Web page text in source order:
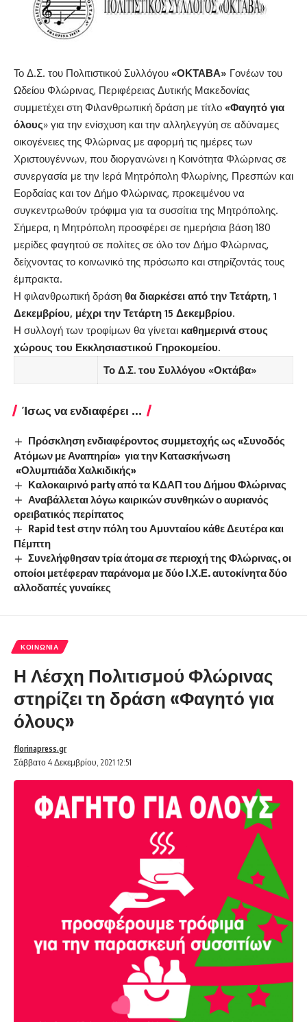
Το Δ.Σ. του Πολιτιστικού Συλλόγου «ΟΚΤΑΒΑ» Γονέων του
Ωδείου Φλώρινας, Περιφέρειας Δυτικής Μακεδονίας
συμμετέχει στη Φιλανθρωπική δράση με τίτλο «Φαγητό για
όλους» για την ενίσχυση και την αλληλεγγύη σε αδύναμες
οικογένειες της Φλώρινας με αφορμή τις ημέρες των
Χριστουγέννων, που διοργανώνει η Κοινότητα Φλώρινας σε
συνεργασία με την Ιερά Μητρόπολη Φλωρίνης, Πρεσπών και
Εορδαίας και τον Δήμο Φλώρινας, προκειμένου να
συγκεντρωθούν τρόφιμα για τα συσσίτια της Μητρόπολης.
Σήμερα, η Μητρόπολη προσφέρει σε ημερήσια βάση 180
μερίδες φαγητού σε πολίτες σε όλο τον Δήμο Φλώρινας,
δείχνοντας το κοινωνικό της πρόσωπο και στηρίζοντάς τους
έμπρακτα.
Η φιλανθρωπική δράση θα διαρκέσει από την Τετάρτη, 1
Δεκεμβρίου, μέχρι την Τετάρτη 15 Δεκεμβρίου.
Η συλλογή των τροφίμων θα γίνεται καθημερινά στους
χώρους του Εκκλησιαστικού Γηροκομείου.
Το Δ.Σ. του Συλλόγου «Οκτάβα»
Ίσως να ενδιαφέρει ...
Πρόσκληση ενδιαφέροντος συμμετοχής ως «Συνοδός
Ατόμων με Αναπηρία» για την Κατασκήνωση
«Ολυμπιάδα Χαλκιδικής»
Καλοκαιρινό party από τα ΚΔΑΠ του Δήμου Φλώρινας
Αναβάλλεται λόγω καιρικών συνθηκών ο αυριανός
ορειβατικός περίπατος
Rapid test στην πόλη του Αμυνταίου κάθε Δευτέρα και
Πέμπτη
Συνελήφθησαν τρία άτομα σε περιοχή της Φλώρινας, οι
οποίοι μετέφεραν παράνομα με δύο Ι.Χ.Ε. αυτοκίνητα δύο
αλλοδαπές γυναίκες
ΚΟΙΝΩΝΊΑ
Η Λέσχη Πολιτισμού Φλώρινας
στηρίζει τη δράση «Φαγητό για
όλους»
Σάββατο 4 Δεκεμβρίου, 2021 12:51
florinapress.gr